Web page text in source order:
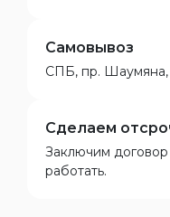
Самовывоз
СПБ, пр. Шаумяна,
Сделаем
Заключим
работать.